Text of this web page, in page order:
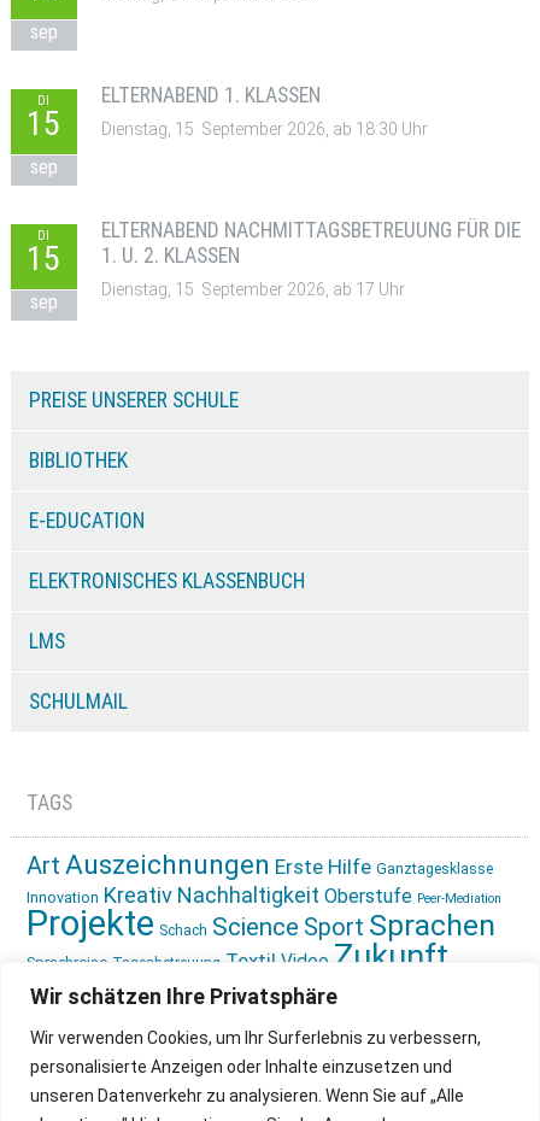
Wir schätzen Ihre Privatsphäre
Wir verwenden Cookies, um Ihr Surferlebnis zu verbessern,
personalisierte Anzeigen oder Inhalte einzusetzen und
unseren Datenverkehr zu analysieren. Wenn Sie auf „Alle
sep
DI
15
sep
ELTERNABEND 1. KLASSEN
Dienstag, 15. September 2026, ab 18:30 Uhr
DI
15
sep
ELTERNABEND NACHMITTAGSBETREUUNG FÜR DIE
1. U. 2. KLASSEN
Dienstag, 15. September 2026, ab 17 Uhr
PREISE UNSERER SCHULE
BIBLIOTHEK
E-EDUCATION
ELEKTRONISCHES KLASSENBUCH
LMS
SCHULMAIL
TAGS
Art Auszeichnungen Erste Hilfe Ganztagesklasse
Innovation Kreativ Nachhaltigkeit Oberstufe Peer-Mediation
Projekte Schach Science Sport Sprachen
Sprachreise Tagesbetreuung Textil Video Zukunft
gestalten Ökologie